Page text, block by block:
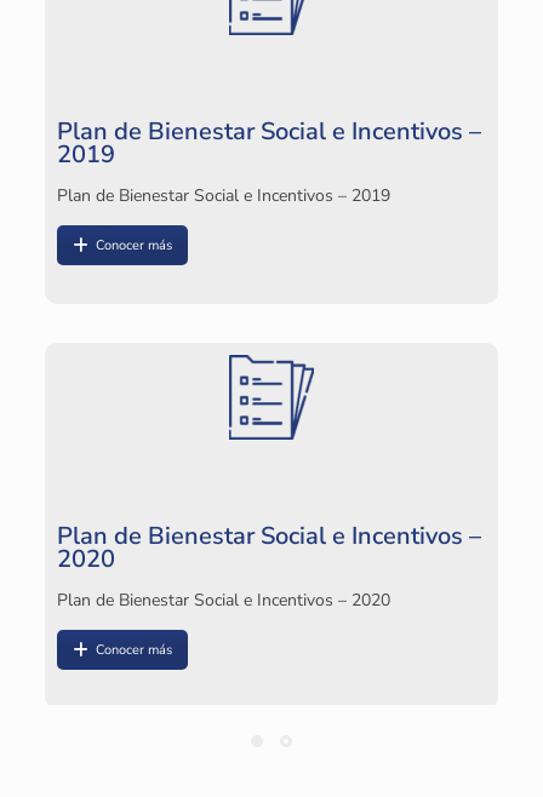
Plan de Bienestar Social e Incentivos –
2019
Plan de Bienestar Social e Incentivos – 2019
Conocer más
Plan de Bienestar Social e Incentivos –
2020
Plan de Bienestar Social e Incentivos – 2020
Conocer más